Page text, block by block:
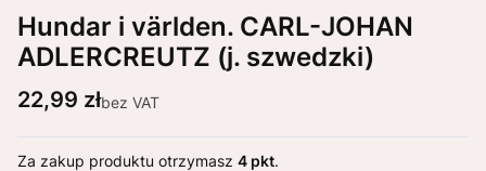
Hundar i världen. CARL-JOHAN
ADLERCREUTZ (j. szwedzki)
Cena
22,99 złbez VAT
Za zakup produktu otrzymasz 4 pkt.